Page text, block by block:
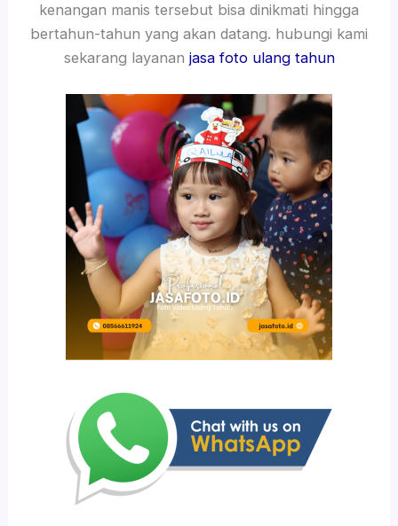
kenangan manis tersebut bisa dinikmati hingga
bertahun-tahun yang akan datang. hubungi kami
sekarang layanan jasa foto ulang tahun